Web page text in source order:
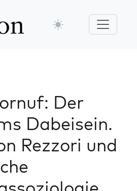
Der
Dabeisein.
Rezzori und